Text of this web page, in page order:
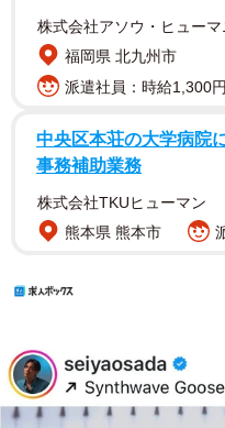
株式会社アソウ・ヒュー
福岡県 北九州市
派遣社員：時給1,300
中央区本荘の大学病院
事務補助業務
株式会社TKUヒューマン
熊本県 熊本市